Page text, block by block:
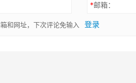
*邮箱：
和网址，下次评论免输入 登录